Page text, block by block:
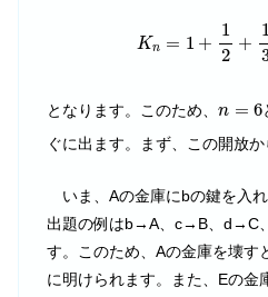
Kn = 1 +
1
2
+
1
+ +1
となります。このため、n = 6
n
ぐに出ます。まず、この開放か
いま、Aの金庫にbの鍵を入
出題の例はb→A、c→B、
す。このため、Aの金庫を壊す
に明けられます。また、Eの金